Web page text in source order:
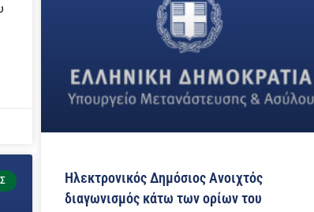
Ηλεκτρονικός Δημόσιος Ανοιχτός
διαγωνισμός κάτω των ορίων του